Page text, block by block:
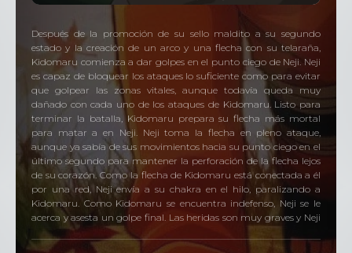
Después de la promoción de su sello maldito a su segundo
estado y la creación de un arco y una flecha con su telaraña,
Kidomaru comienza a dar golpes en el punto ciego de Neji. Neji
es capaz de bloquear los ataques lo suficiente como para evitar
que golpear las zonas vitales, aunque todavía queda muy
dañado con cada uno de los ataques de Kidomaru. Listo para
terminar la batalla, Kidomaru prepara su flecha más mortal
para matar a en Neji. Neji toma la flecha en pleno ataque,
aunque ya sabía de sus movimientos hacia su punto ciego en el
último segundo para mantener la perforación de la flecha lejos
de su corazón. Como la flecha de Kidomaru está conectada a él
por una red, Neji envía a su chakra en el hilo, paralizando a
Kidomaru. Como Kidomaru se encuentra indefenso, Neji se le
acerca y asesta un golpe final. Las heridas son muy graves y Neji
se derrumba, dejando a la recuperación de Sasuke a los demás.